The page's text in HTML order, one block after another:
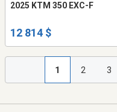
2025 KTM 350 EXC-F
12 814 $
1 2 3